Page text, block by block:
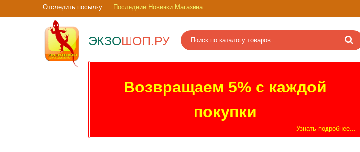
Отследить посылку Последние Новинки Магазина
ЭКЗОШОП.РУ
Возвращаем 5% с каждой
покупки
Узнать подробнее...